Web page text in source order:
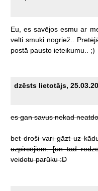
Eu, es savējos esmu ar
velti smuki nogriež..
postā pausto ieteikumu.. ;)
dzēsts lietotājs,
es gan savus nekad
bet droši vari gāzt uz
uzpircējiem. [un tad
veidotu parūku :D